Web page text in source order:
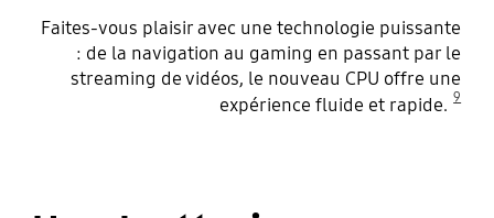
Faites-vous plaisir avec une technologie puissante
: de la navigation au gaming en passant par le
streaming de vidéos, le nouveau CPU offre une
expérience fluide et rapide. 9